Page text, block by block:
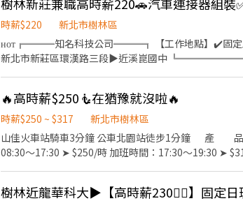
溪#桃園#新北 #周休六日 #簡單包裝 #日領現金 #坐著
生
時薪$220
新北市樹林區
ʜᴏᴛ╔═══知名科技公司═══╗ 【工作地點】✔️固定
新北市新莊區環漢路三段▶︎近溪崑國中 ╚═══════════════╝ ▬ ▬ ▬【工作
遲，可先➕ʟɪɴᴇ快速報名【@si588】 快速應徵找Sarah莎拉➜留下姓名➕電話➕
08:00~15:00(6H) 【薪資給付】高時薪$200➜免加班薪水約領【
勞工保障勞健保、團保及勞退6％ 好康➋.任職期間皆
品、通過考核即可轉正 ┏━━【快速應徵】━━┓ ✉️【
面試➜ https://lin.ee/c6x5GOi ✉️【加好
🔥高時薪$250🧜在猶豫就沒啦🔥
時薪$250 ~ $317
新北市樹林區
山佳火車站騎車3分鐘 公車北園站徒步1分鐘 產 品
08:30～17:30 ➤ $250/時 加班時間：17:30～19:30 ➤